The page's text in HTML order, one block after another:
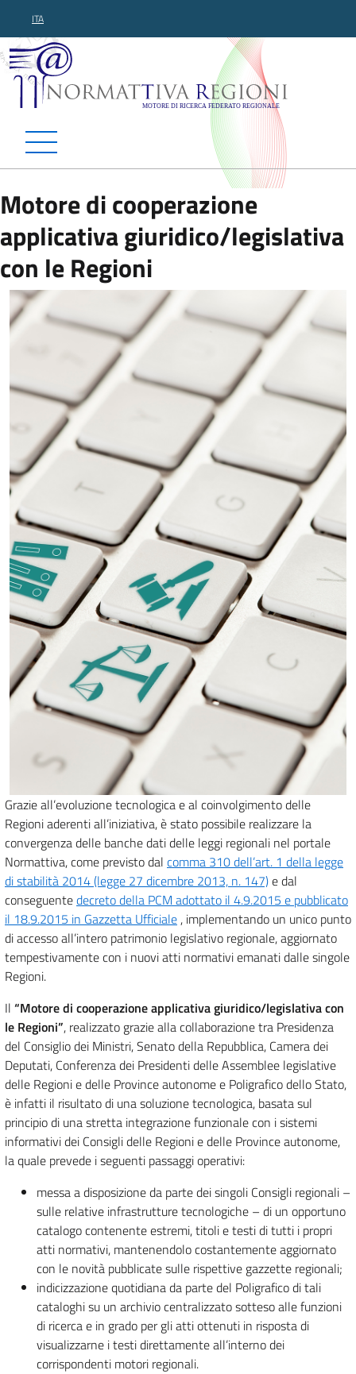
ITA
Normattiva Regioni -
Motore di cooperazione
applicativa giuridico/legislativa
con le Regioni
Grazie all’evoluzione tecnologica e al coinvolgimento delle
Regioni aderenti all’iniziativa, è stato possibile realizzare la
convergenza delle banche dati delle leggi regionali nel portale
Normattiva, come previsto dal comma 310 dell’art. 1 della legge
di stabilità 2014 (legge 27 dicembre 2013, n. 147)e dal
conseguentedecreto della PCM adottato il 4.9.2015 e pubblicato
il 18.9.2015 in Gazzetta Ufficiale , implementando un unico punto
di accesso all’intero patrimonio legislativo regionale, aggiornato
tempestivamente con i nuovi atti normativi emanati dalle singole
Regioni.
Il “Motore di cooperazione applicativa giuridico/legislativa con
le Regioni”, realizzato grazie alla collaborazione tra Presidenza
del Consiglio dei Ministri, Senato della Repubblica, Camera dei
Deputati, Conferenza dei Presidenti delle Assemblee legislative
delle Regioni e delle Province autonome e Poligrafico dello Stato,
è infatti il risultato di una soluzione tecnologica, basata sul
principio di una stretta integrazione funzionale con i sistemi
informativi dei Consigli delle Regioni e delle Province autonome,
la quale prevede i seguenti passaggi operativi:
messa a disposizione da parte dei singoli Consigli regionali –
sulle relative infrastrutture tecnologiche – di un opportuno
catalogo contenente estremi, titoli e testi di tutti i propri
atti normativi, mantenendolo costantemente aggiornato
con le novità pubblicate sulle rispettive gazzette regionali;
indicizzazione quotidiana da parte del Poligrafico di tali
cataloghi su un archivio centralizzato sotteso alle funzioni
di ricerca e in grado per gli atti ottenuti in risposta di
visualizzarne i testi direttamente all’interno dei
corrispondenti motori regionali.